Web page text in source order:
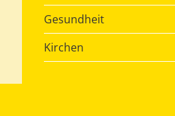
Gesundheit
Kirchen